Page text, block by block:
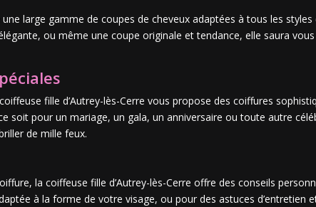
large gamme de coupes de cheveux adaptées à tous les
ou même une coupe originale et tendance, elle saura
fille d’Autrey-lès-Cerre vous propose des coiffures
soit pour un mariage, un gala, un anniversaire ou toute autre
de mille feux.
la coiffeuse fille d’Autrey-lès-Cerre offre des conseils
à la forme de votre visage, ou pour des astuces